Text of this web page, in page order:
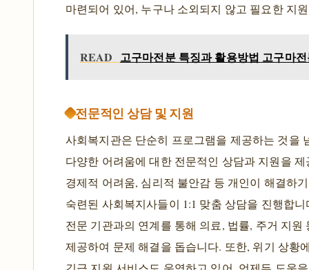
마련되어 있어, 누구나 소외되지 않고 필요한 지
READ 고구마전분 특징과 활용방법 고구마
전문적인 상담 및 지원
사회복지관은 단순히 프로그램을 제공하는 것을
다양한 어려움에 대한 전문적인 상담과 지원을
경제적 어려움, 심리적 불안감 등 개인이 해결하
숙련된 사회복지사들이 1:1 맞춤 상담을 진행합
전문 기관과의 연계를 통해 의료, 법률, 주거 지원
제공하여 문제 해결을 돕습니다. 또한, 위기 상황